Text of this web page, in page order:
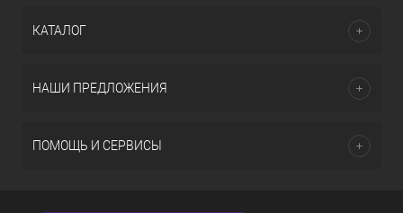
КАТАЛОГ
НАШИ ПРЕДЛОЖЕНИЯ
ПОМОЩЬ И СЕРВИСЫ